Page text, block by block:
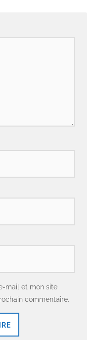
mail et mon site
commentaire.